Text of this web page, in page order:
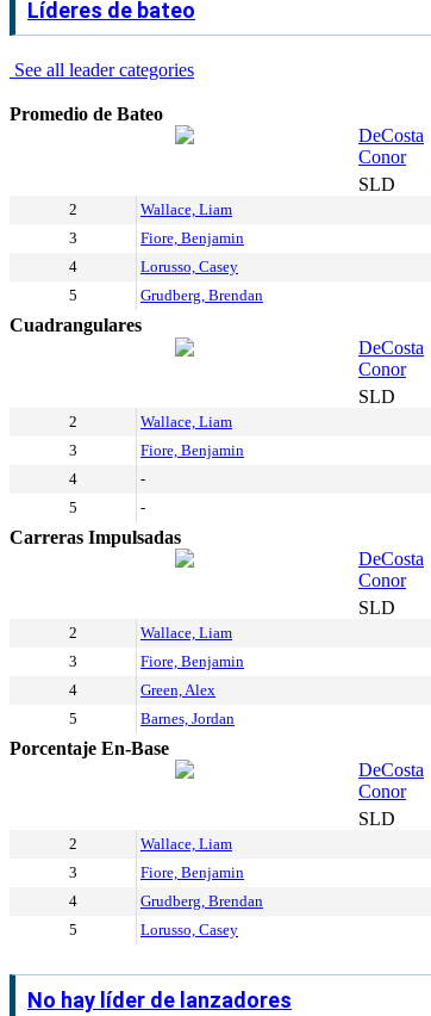
Líderes de bateo
See all leader categories
Promedio de Bateo
DeCosta
Conor
SLD
2 Wallace, Liam
3
Fiore, Benjamin
4
Lorusso, Casey
5
Grudberg, Brendan
Cuadrangulares
DeCosta
Conor
SLD
2 Wallace, Liam
3
Fiore, Benjamin
4
-
5
-
Carreras Impulsadas
DeCosta
Conor
SLD
2 Wallace, Liam
3
Fiore, Benjamin
4
Green, Alex
5
Barnes, Jordan
Porcentaje En-Base
DeCosta
Conor
SLD
2 Wallace, Liam
3
Fiore, Benjamin
4
Grudberg, Brendan
5
Lorusso, Casey
No hay líder de lanzadores